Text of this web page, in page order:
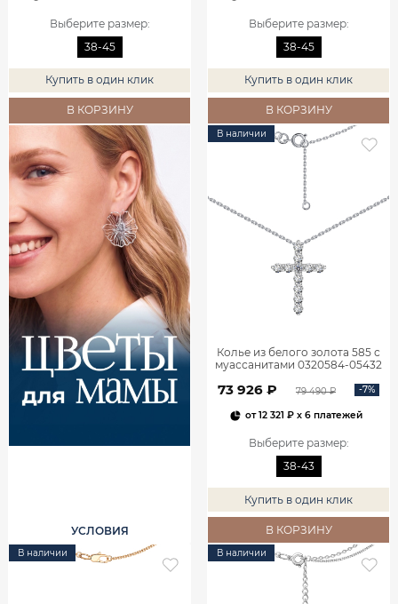
Выберите размер:
38-45
Купить в один клик
В КОРЗИНУ
Выберите размер:
38-45
Купить в один клик
В КОРЗИНУ
УСЛОВИЯ
В наличии
Колье из белого золота 585 с
муассанитами 0320584-05432
73 926 ₽ 79 490 ₽ -7%
от12 321 ₽ x 6 платежей
Выберите размер:
38-43
Купить в один клик
В КОРЗИНУ
В наличии В наличии